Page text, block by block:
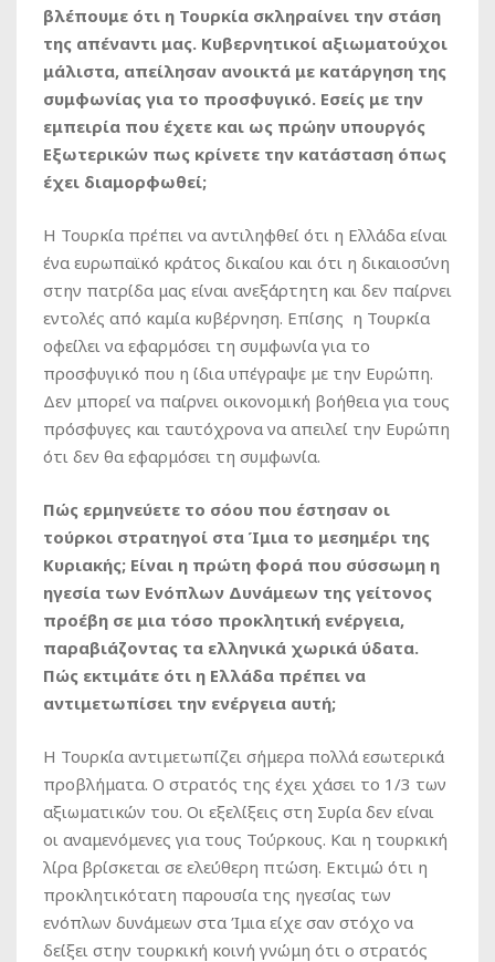
βλέπουμε ότι η Τουρκία σκληραίνει την στάση
της απέναντι μας. Κυβερνητικοί αξιωματούχοι
μάλιστα, απείλησαν ανοικτά με κατάργηση της
συμφωνίας για το προσφυγικό. Εσείς με την
εμπειρία που έχετε και ως πρώην υπουργός
Εξωτερικών πως κρίνετε την κατάσταση όπως
έχει διαμορφωθεί;
Η Τουρκία πρέπει να αντιληφθεί ότι η Ελλάδα είναι
ένα ευρωπαϊκό κράτος δικαίου και ότι η δικαιοσύνη
στην πατρίδα μας είναι ανεξάρτητη και δεν παίρνει
εντολές από καμία κυβέρνηση. Επίσης η Τουρκία
οφείλει να εφαρμόσει τη συμφωνία για το
προσφυγικό που η ίδια υπέγραψε με την Ευρώπη.
Δεν μπορεί να παίρνει οικονομική βοήθεια για τους
πρόσφυγες και ταυτόχρονα να απειλεί την Ευρώπη
ότι δεν θα εφαρμόσει τη συμφωνία.
Πώς ερμηνεύετε το σόου που έστησαν οι
τούρκοι στρατηγοί στα Ίμια το μεσημέρι της
Κυριακής; Είναι η πρώτη φορά που σύσσωμη η
ηγεσία των Ενόπλων Δυνάμεων της γείτονος
προέβη σε μια τόσο προκλητική ενέργεια,
παραβιάζοντας τα ελληνικά χωρικά ύδατα.
Πώς εκτιμάτε ότι η Ελλάδα πρέπει να
αντιμετωπίσει την ενέργεια αυτή;
Η Τουρκία αντιμετωπίζει σήμερα πολλά εσωτερικά
προβλήματα. Ο στρατός της έχει χάσει το 1/3 των
αξιωματικών του. Οι εξελίξεις στη Συρία δεν είναι
οι αναμενόμενες για τους Τούρκους. Και η τουρκική
λίρα βρίσκεται σε ελεύθερη πτώση. Εκτιμώ ότι η
προκλητικότατη παρουσία της ηγεσίας των
ενόπλων δυνάμεων στα Ίμια είχε σαν στόχο να
δείξει στην τουρκική κοινή γνώμη ότι ο στρατός